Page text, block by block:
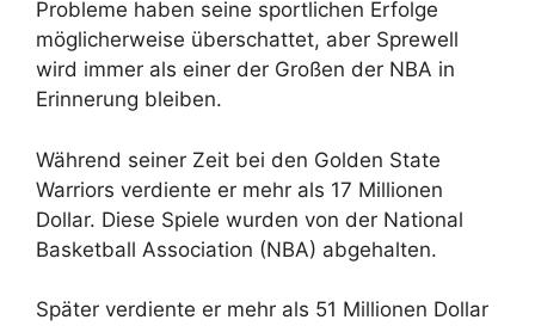
Probleme haben seine sportlichen Erfolge
möglicherweise überschattet, aber Sprewell
wird immer als einer der Großen der NBA in
Erinnerung bleiben.
Während seiner Zeit bei den Golden State
Warriors verdiente er mehr als 17 Millionen
Dollar. Diese Spiele wurden von der National
Basketball Association (NBA) abgehalten.
Später verdiente er mehr als 51 Millionen Dollar